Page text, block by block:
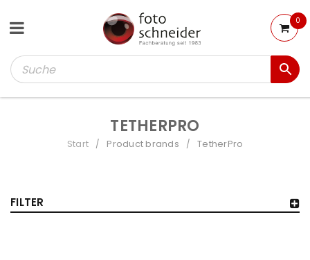
0
TETHERPRO
Start / Product brands / TetherPro
FILTER